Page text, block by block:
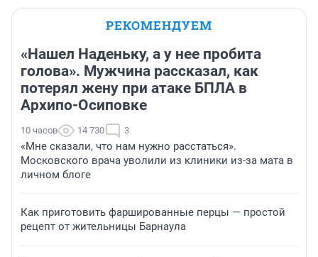
РЕКОМЕНДУЕМ
«Нашел Наденьку, а у нее пробита
голова». Мужчина рассказал, как
потерял жену при атаке БПЛА в
Архипо-Осиповке
10 часов 14 730 3
«Мне сказали, что нам нужно расстаться».
Московского врача уволили из клиники из-за мата в
личном блоге
Как приготовить фаршированные перцы — простой
рецепт от жительницы Барнаула